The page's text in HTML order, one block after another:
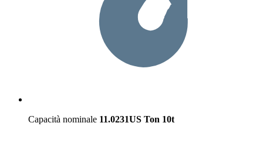
Capacità nominale 11.0231US Ton 10t